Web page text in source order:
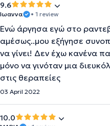
9.6
Ιωαννα • 1 review
Ενώ άργησα εγώ στο
αμέσως..μου εξήγησε
να γίνει! Δεν έχω κανένα
μόνο να γινόταν μια
στις θεραπείες
03 April 2022
10.0